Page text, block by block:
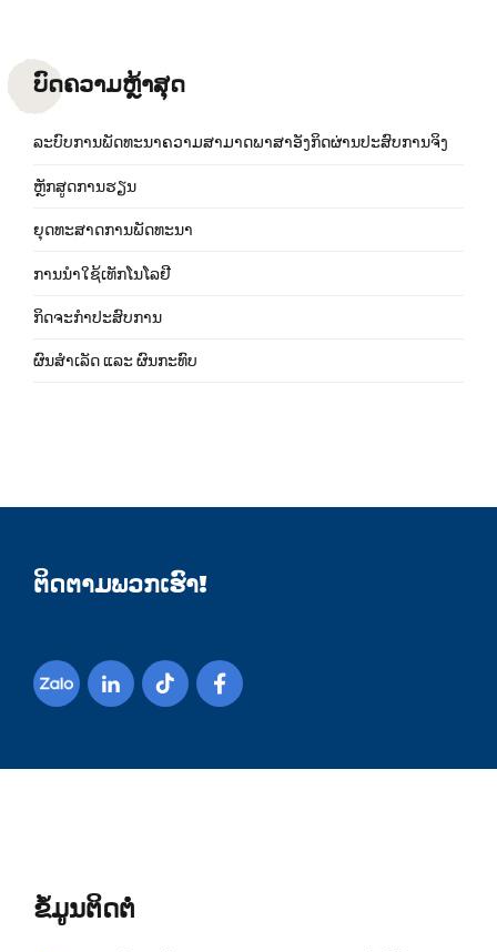
ບົດຄວາມຫຼ້າສຸດ
ລະບົບການພັດທະນາຄວາມສາມາດພາສາອັງກິດຜ່ານປະສົບການຈິງ
ຫຼັກສູດການຮຽນ
ຍຸດທະສາດການພັດທະນາ
ການນຳໃຊ້ເທັກໂນໂລຢີ
ກິດຈະກຳປະສົບການ
ຜົນສຳເລັດ ແລະ ຜົນກະທົບ
ຕິດຕາມພວກເຮົາ!
ຂໍ້ມູນຕິດຕໍ່